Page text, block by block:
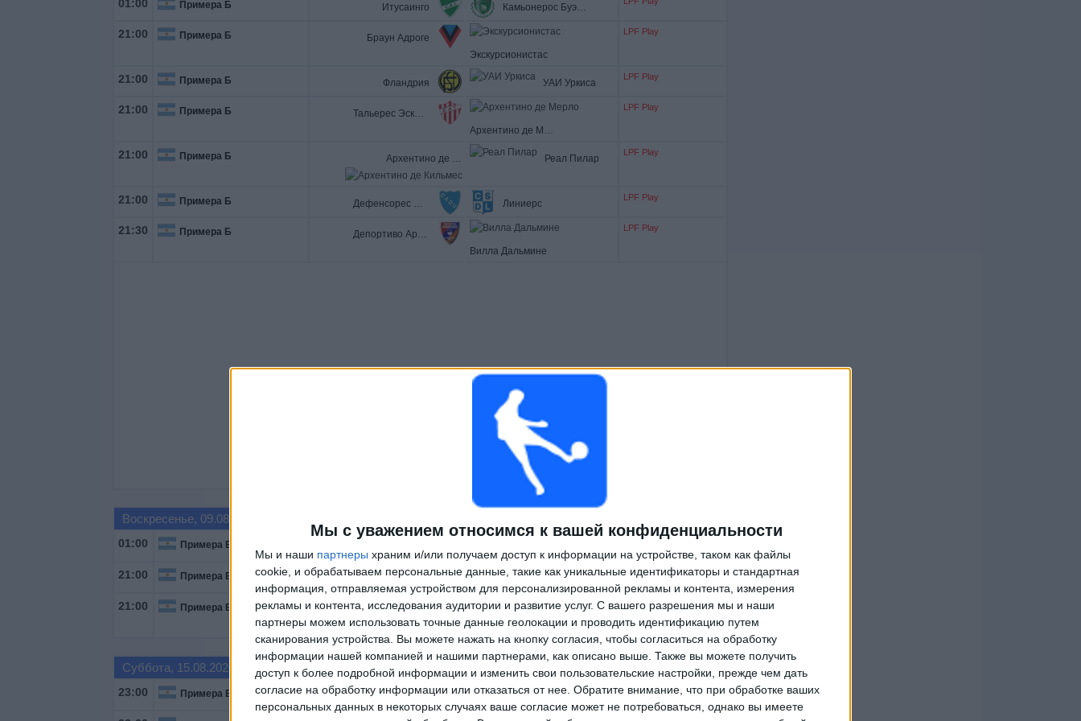
Мы с уважением относимся к вашей конфиденциальности
Мы и наши партнеры храним и/или получаем доступ к информации на устройстве, таком как файлы
cookie, и обрабатываем персональные данные, такие как уникальные идентификаторы и стандартная
информация, отправляемая устройством для персонализированной рекламы и контента, измерения
рекламы и контента, исследования аудитории и развитие услуг. С вашего разрешения мы и наши
партнеры можем использовать точные данные геолокации и проводить идентификацию путем
сканирования устройства. Вы можете нажать на кнопку согласия, чтобы согласиться на обработку
информации нашей компанией и нашими партнерами, как описано выше. Также вы можете получить
доступ к более подробной информации и изменить свои пользовательские настройки, прежде чем дать
согласие на обработку информации или отказаться от нее. Обратите внимание, что при обработке ваших
персональных данных в некоторых случаях ваше согласие может не потребоваться, однако вы имеете
01:00 Примера Б Итусаинго Камьонерос Буэнос-Айрес
21:00 Примера Б
Браун Адроге
Экскурсионистас
LPF Play
21:00 Примера Б Фландрия УАИ Уркиса
LPF Play
21:00 Примера Б
Тальерес Эскалада
Архентино де Мерло
LPF Play
21:00 Примера Б Архентино де Кильмес Реал Пилар
LPF Play
21:00 Примера Б Дефенсорес Юнидос Линиерс
LPF Play
21:30 Примера Б
Депортиво Арменио
Вилла Дальмине
LPF Play
Воскресенье, 09.08.2026
01:00 Примера Б
LPF
Play
21:00 Примера Б Лаферрере Арсенал Саранди
LPF
21:00 Примера Б
Докк Суд
Сан-Мартин Бурсако
LPF
Суббота, 15.08.2026
23:00 Примера Б Арсенал Саранди Тальерес Эскалада
LPF